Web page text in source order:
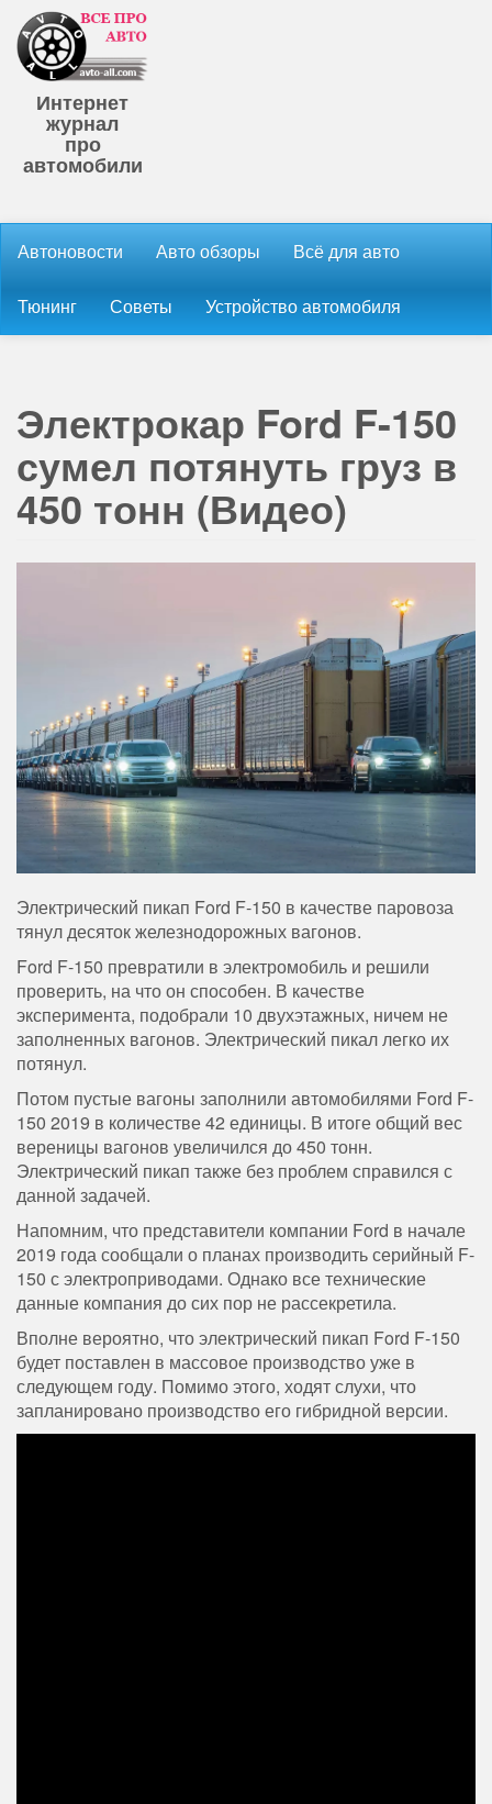
Интернет
журнал
про
автомобили
Автоновости Авто обзоры Всё для авто
Тюнинг Советы Устройство автомобиля
Электрокар Ford F-150
сумел потянуть груз в
450 тонн (Видео)
Электрический пикап Ford F-150 в качестве паровоза
тянул десяток железнодорожных вагонов.
Ford F-150 превратили в электромобиль и решили
проверить, на что он способен. В качестве
эксперимента, подобрали 10 двухэтажных, ничем не
заполненных вагонов. Электрический пикал легко их
потянул.
Потом пустые вагоны заполнили автомобилями Ford F-
150 2019 в количестве 42 единицы. В итоге общий вес
вереницы вагонов увеличился до 450 тонн.
Электрический пикап также без проблем справился с
данной задачей.
Напомним, что представители компании Ford в начале
2019 года сообщали о планах производить серийный F-
150 с электроприводами. Однако все технические
данные компания до сих пор не рассекретила.
Вполне вероятно, что электрический пикап Ford F-150
будет поставлен в массовое производство уже в
следующем году. Помимо этого, ходят слухи, что
запланировано производство его гибридной версии.